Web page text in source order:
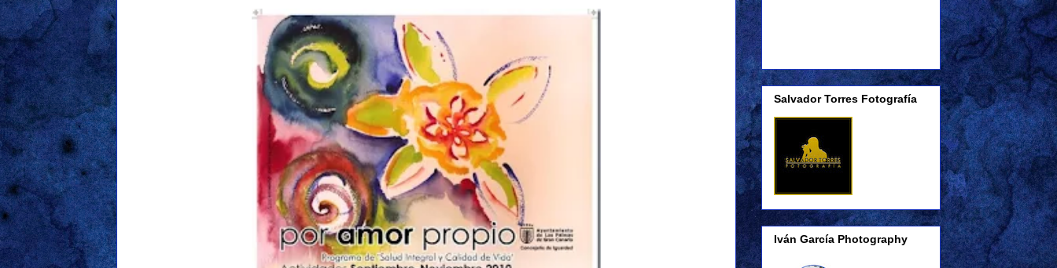
Salvador Torres Fotografía
Iván García Photography